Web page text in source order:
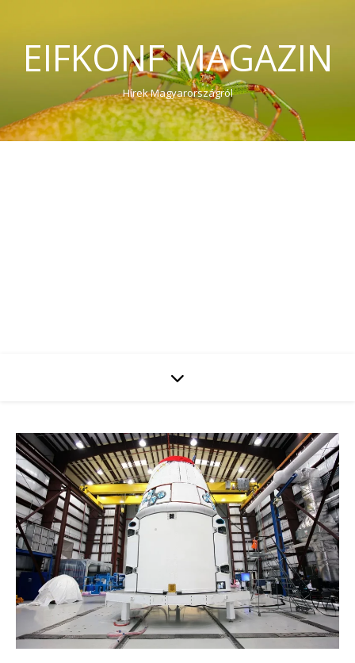
EIFKONF MAGAZIN
Hírek Magyarországról